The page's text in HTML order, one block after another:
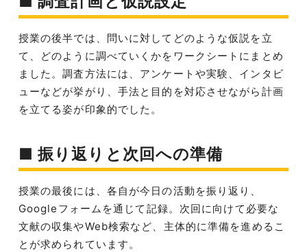
授業の後半では、問いに対してどのような仮説を立
て、どのように調べていくかをワークシートにまとめ
ました。調査方法には、アンケートや実験、インタビ
ューなどが挙がり、手法と目的を対応させながら計画
を立てる姿が印象的でした。
■ 振り返りと次回への準備
授業の最後には、各自が今日の活動を振り返り、
Googleフォームを通じて記録。次回に向けて必要な
文献の収集やWeb検索など、主体的に準備を進めるこ
とが求められています。